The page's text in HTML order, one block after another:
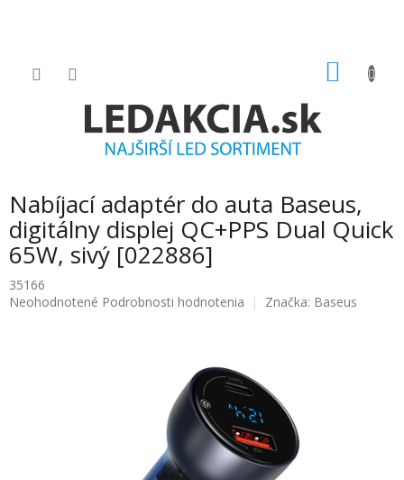
Nabíjací adaptér do auta Baseus,
digitálny displej QC+PPS Dual Quick
65W, sivý [022886]
35166
Priemerné
Neohodnotené Podrobnosti hodnotenia Značka: Baseus